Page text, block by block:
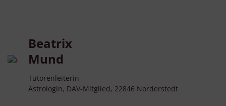
Beatrix
Mund
Tutorenleiterin
Astrologin, DAV-Mitglied, 22846 Norderstedt